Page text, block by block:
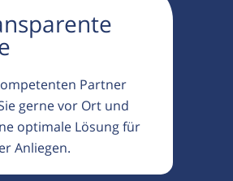
Partner
gerne vor Ort und
optimale Lösung für
Anliegen.